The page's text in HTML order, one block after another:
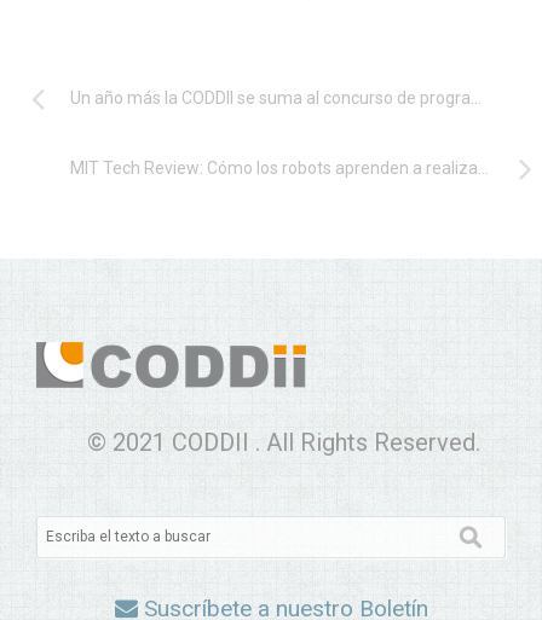
© 2021 CODDII . All Rights Reserved.
Suscríbete a nuestro Boletín